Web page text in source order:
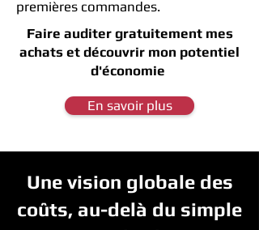
premières commandes.
Faire auditer gratuitement mes
achats et découvrir mon potentiel
d'économie
En savoir plus
Une vision globale des
coûts, au-delà du simple